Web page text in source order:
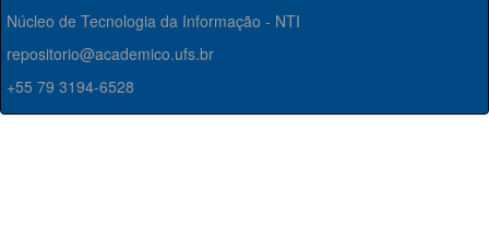
Núcleo de Tecnologia da Informação - NTI
repositorio@academico.ufs.br
+55 79 3194-6528